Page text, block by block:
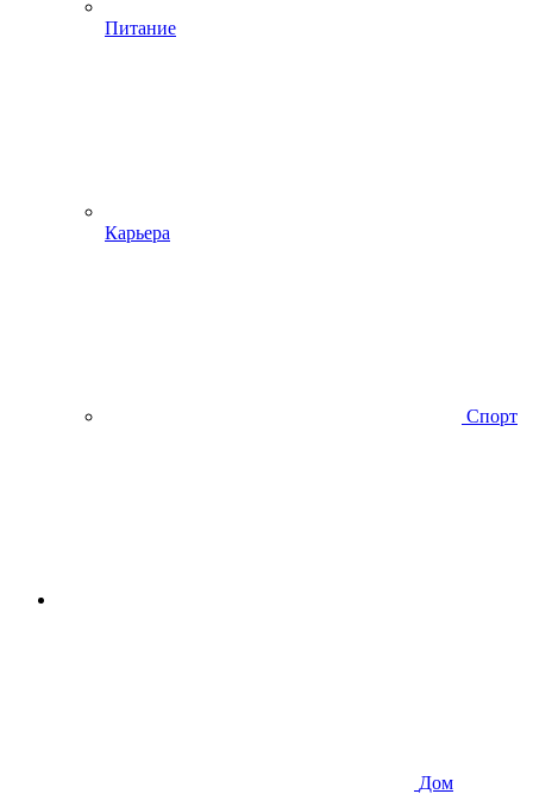
Питание
Карьера
Спорт
Дом